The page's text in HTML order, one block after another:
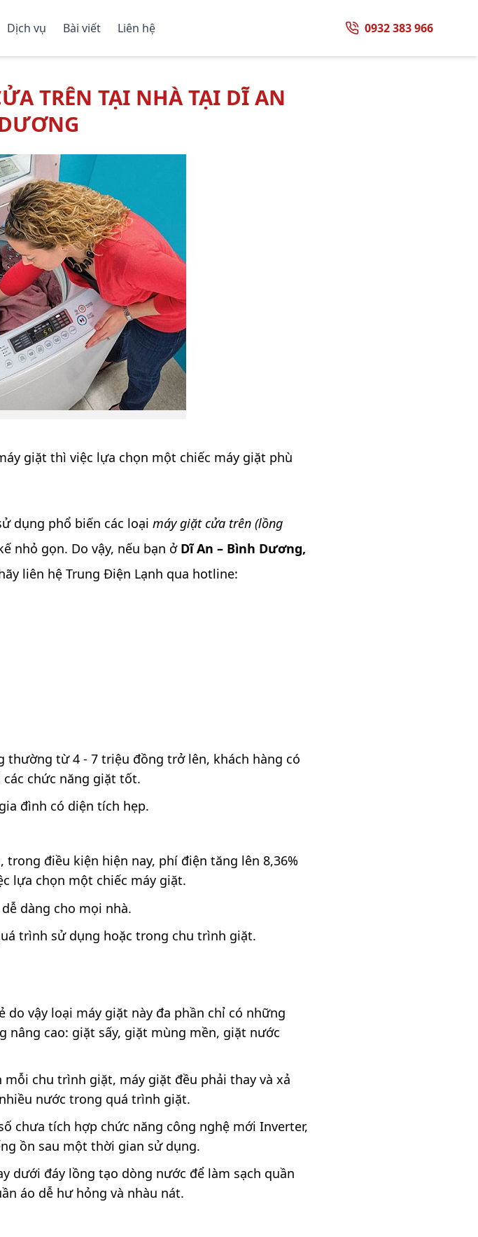
Dịch vụ Bài viết Liên hệ 0932 383 966
TRÊN TẠI NHÀ TẠI DĨ AN
giặt thì việc lựa chọn một chiếc máy giặt phù
dụng phổ biến các loạimáy giặt cửa trên (lồng
nhỏ gọn. Do vậy, nếu bạn ở Dĩ An – Bình Dương,
liên hệ Trung Điện Lạnh qua hotline:
thường từ 4 - 7 triệu đồng trở lên, khách hàng có
chức năng giặt tốt.
đình có diện tích hẹp.
điều kiện hiện nay, phí điện tăng lên 8,36%
lựa chọn một chiếc máy giặt.
dàng cho mọi nhà.
trình sử dụng hoặc trong chu trình giặt.
vậy loại máy giặt này đa phần chỉ có những
nâng cao: giặt sấy, giặt mùng mền, giặt nước
chu trình giặt, máy giặt đều phải thay và xả
nước trong quá trình giặt.
chưa tích hợp chức năng công nghệ mới Inverter,
ồn sau một thời gian sử dụng.
dưới đáy lồng tạo dòng nước để làm sạch quần
áo dễ hư hỏng và nhàu nát.